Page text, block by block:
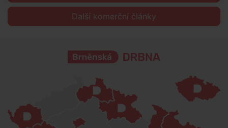
Další komerční články